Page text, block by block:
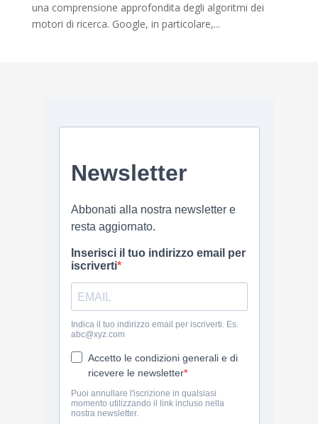
una comprensione approfondita degli algoritmi dei
motori di ricerca. Google, in particolare,...